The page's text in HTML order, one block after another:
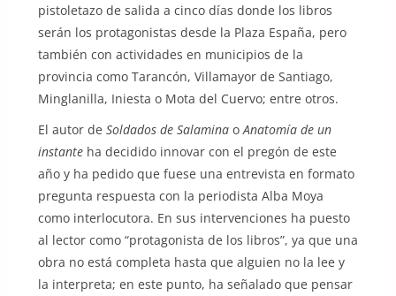
pistoletazo de salida a cinco días donde los libros
serán los protagonistas desde la Plaza España, pero
también con actividades en municipios de la
provincia como Tarancón, Villamayor de Santiago,
Minglanilla, Iniesta o Mota del Cuervo; entre otros.
El autor de Soldados de Salaminao Anatomía de un
instanteha decidido innovar con el pregón de este
año y ha pedido que fuese una entrevista en formato
pregunta respuesta con la periodista Alba Moya
como interlocutora. En sus intervenciones ha puesto
al lector como “protagonista de los libros”, ya que una
obra no está completa hasta que alguien no la lee y
la interpreta; en este punto, ha señalado que pensar